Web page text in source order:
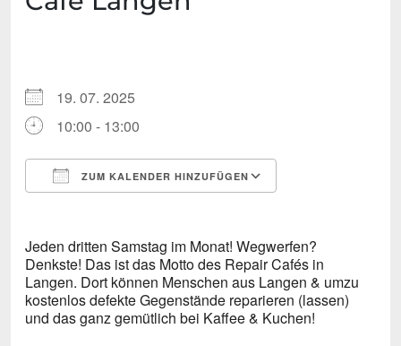
19. 07. 2025
10:00 - 13:00
ZUM KALENDER HINZUFÜGEN
Jeden dritten Samstag im Monat! Wegwerfen?
Denkste! Das ist das Motto des Repair Cafés in
Langen. Dort können Menschen aus Langen & umzu
kostenlos defekte Gegenstände reparieren (lassen)
und das ganz gemütlich bei Kaffee & Kuchen!